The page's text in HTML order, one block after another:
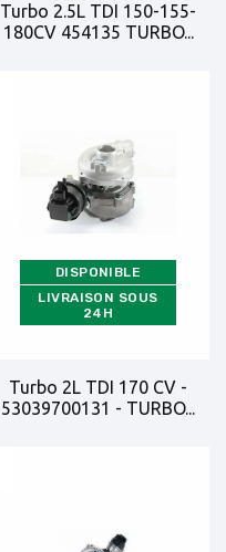
Turbo 2.5L TDI 150-155-
180CV 454135 TURBO...
DISPONIBLE
LIVRAISON SOUS
24H
Turbo 2L TDI 170 CV -
53039700131 - TURBO...